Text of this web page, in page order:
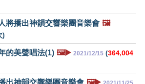
將播出神韻交響樂團音樂會 🖼️
)
的美聲唱法(1) 🖼️▶️ 2021/12/15 (364,004
出神韻交響樂團音樂會 🖼️▶️